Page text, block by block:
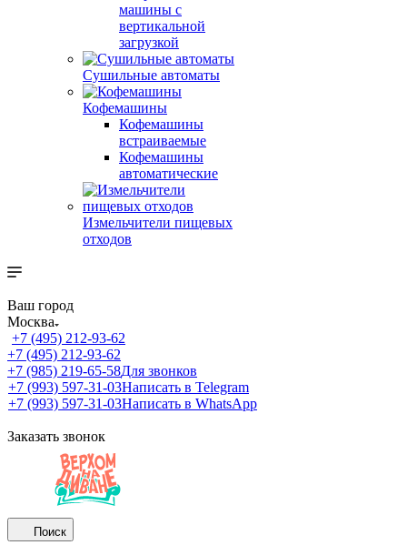
машины с
вертикальной
загрузкой
Сушильные автоматы
Кофемашины
Кофемашины
встраиваемые
Кофемашины
автоматические
Измельчители пищевых
отходов
Ваш город
Москва
+7 (495) 212-93-62
+7 (495) 212-93-62
+7 (985) 219-65-58Для звонков
+7 (993) 597-31-03Написать в Telegram
+7 (993) 597-31-03Написать в WhatsApp
Заказать звонок
Поиск